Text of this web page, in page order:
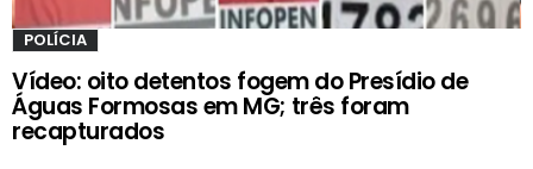
POLÍCIA
Vídeo: oito detentos fogem do Presídio de
Águas Formosas em MG; três foram
recapturados